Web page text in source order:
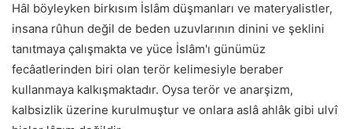
Hâl böyleyken birkısım İslâm düşmanları ve materyalistler,
insana rûhun değil de beden uzuvlarının dinini ve şeklini
tanıtmaya çalışmakta ve yüce İslâm'ı günümüz
fecâatlerinden biri olan terör kelimesiyle beraber
kullanmaya kalkışmaktadır. Oysa terör ve anarşizm,
kalbsizlik üzerine kurulmuştur ve onlara aslâ ahlâk gibi ulvî